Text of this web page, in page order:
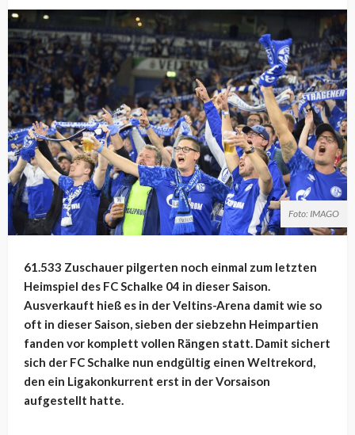
Foto: IMAGO
61.533 Zuschauer pilgerten noch einmal zum letzten
Heimspiel des FC Schalke 04 in dieser Saison.
Ausverkauft hieß es in der Veltins-Arena damit wie so
oft in dieser Saison, sieben der siebzehn Heimpartien
fanden vor komplett vollen Rängen statt. Damit sichert
sich der FC Schalke nun endgültig einen Weltrekord,
den ein Ligakonkurrent erst in der Vorsaison
aufgestellt hatte.